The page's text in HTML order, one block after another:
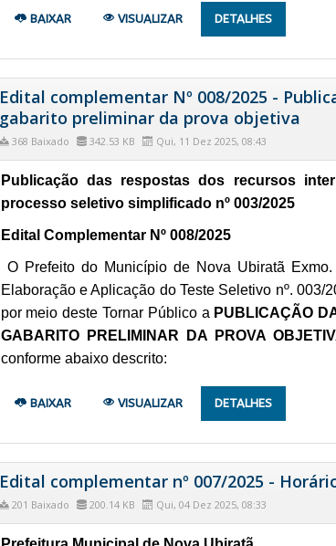
BAIXAR VISUALIZAR DETALHES
Edital complementar Nº 008/2025 -
gabarito preliminar da prova objetiva
368 Baixado 342.53 KB Qui, 11 Dez 2025, 08:43
Publicação das respostas dos recursos
processo seletivo simplificado nº 003/2025
Edital Complementar Nº 008/2025
O Prefeito do Município de Nova Ubiratã
Elaboração e Aplicação do Teste Seletivo nº.
por meio deste Tornar Público a PUBLICAÇÃO
GABARITO PRELIMINAR DA PROVA
conforme abaixo descrito:
BAIXAR VISUALIZAR DETALHES
Edital complementar nº 007/2025 -
201 Baixado 200.14 KB Qui, 04 Dez 2025, 08:33